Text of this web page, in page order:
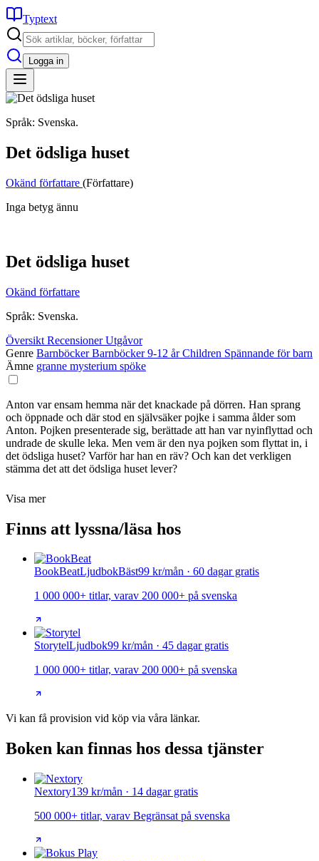
Typtext
Logga in
Språk: Svenska.
Det ödsliga huset
Okänd författare (Författare)
Inga betyg ännu
Det ödsliga huset
Okänd författare
Språk: Svenska.
Översikt RecensionerUtgåvor
Genre BarnböckerBarnböcker 9-12 årChildren Spännande för barn
Ämne granne mysterium spöke
Anton var ensam hemma när det knackade på dörren. Han sprang
och öppnade och där stod en självsäker pojke i samma ålder som
Anton. Pojken presenterade sig, berättade att han var nyinflyttad och
undrade de skulle leka. Men vem är den nya pojken som flyttat in, i
det ödsliga huset? Varför har han en räv? Och kan det verkligen
stämma det att det ödsliga huset lever?
Visa mer
Finns att lyssna/läsa hos
BookBeatLjudbokBäst99 kr/mån · 60 dagar gratis
1 000 000+ titlar, varav 200 000+ på svenska
StorytelLjudbok99 kr/mån · 45 dagar gratis
1 000 000+ titlar, varav 200 000+ på svenska
Vi kan få provision vid köp via våra länkar.
Boken kan finnas hos dessa tjänster
Nextory139 kr/mån · 14 dagar gratis
500 000+ titlar, varav Begränsat på svenska